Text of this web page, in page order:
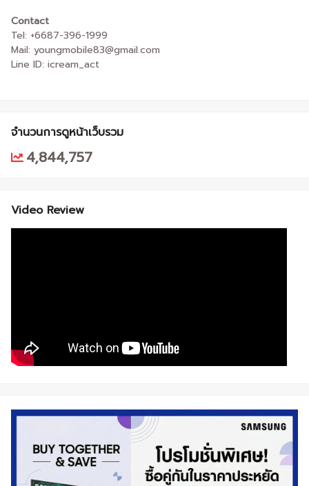
Contact
Tel: +6687-396-1999
Mail: youngmobile83@gmail.com
Line ID: icream_act
จำนวนการดูหน้าเว็บรวม
4,844,757
Video Review